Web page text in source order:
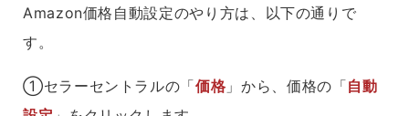
Amazon価格自動設定のやり方は、以下の通りで
す。
①セラーセントラルの「価格 」から、価格の「自動